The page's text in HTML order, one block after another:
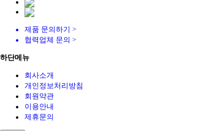
제품 문의하기 >
협력업체 문의 >
하단메뉴
회사소개
개인정보처리방침
회원약관
이용안내
제휴문의